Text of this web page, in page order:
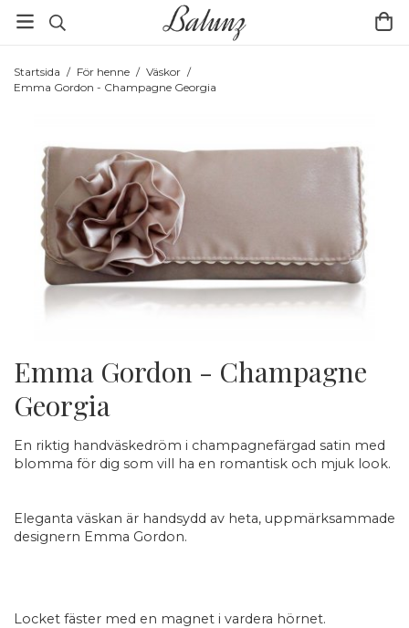
Startsida / För henne / Väskor /
Emma Gordon - Champagne Georgia
Emma Gordon - Champagne
Georgia
En riktig handväskedröm i champagnefärgad satin med
blomma för dig som vill ha en romantisk och mjuk look.
Eleganta väskan är handsydd av heta, uppmärksammade
designern Emma Gordon.
Locket fäster med en magnet i vardera hörnet.